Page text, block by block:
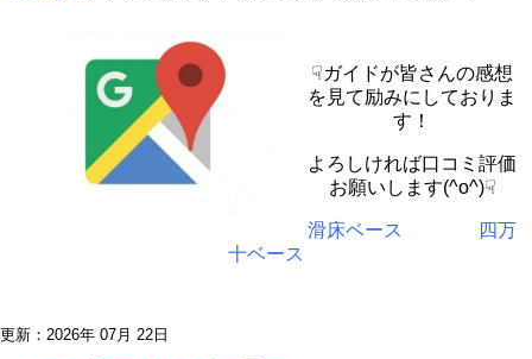
☟ガイドが皆さんの感想
を見て励みにしておりま
す！
よろしければ口コミ評価
お願いします(^o^)☟
滑床ベース
四万
十ベース
更新：2026年 07月 22日